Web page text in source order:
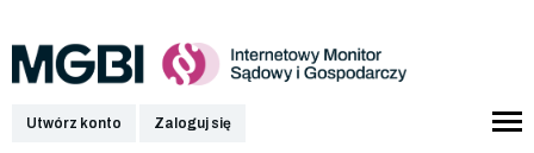
Utwórz konto Zaloguj się